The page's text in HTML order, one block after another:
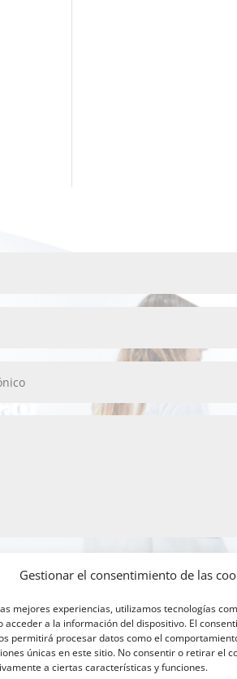
Gestionar el consentimiento de las
mejores experiencias, utilizamos tecnologías
acceder a la información del dispositivo. El
permitirá procesar datos como el
únicas en este sitio. No consentir o retirar el
a ciertas características y funciones.
y de protección de datos
Enviar